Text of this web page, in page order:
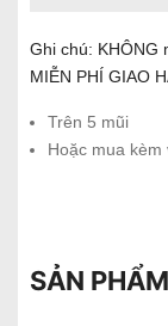
Ghi chú: KHÔNG
MIỄN PHÍ GIAO
Trên 5 mũi
Hoặc mua
SẢN